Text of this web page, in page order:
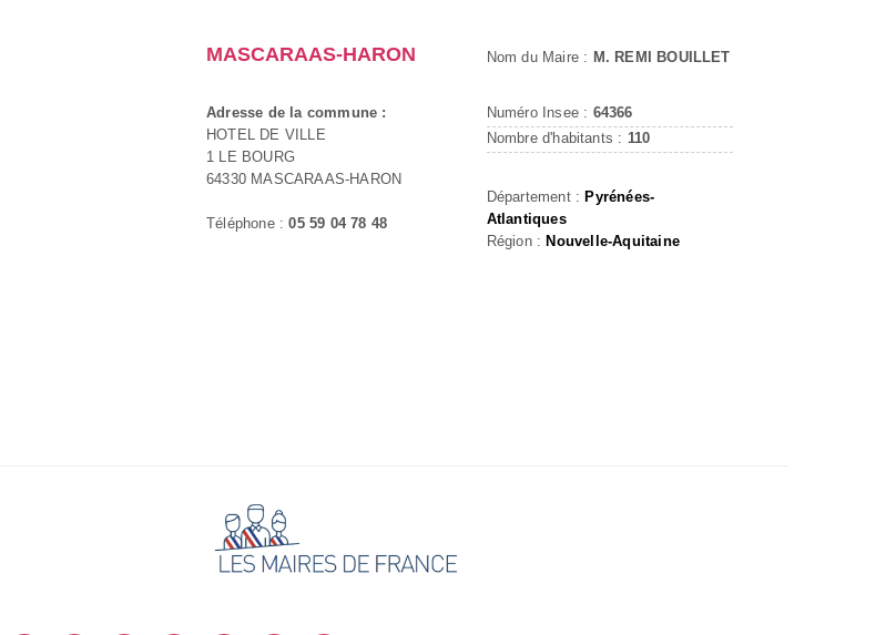
MASCARAAS-HARON
Adresse de la commune :
HOTEL DE VILLE
1 LE BOURG
64330 MASCARAAS-HARON
Téléphone :05 59 04 78 48
Nom du Maire : M. REMI BOUILLET
Numéro Insee : 64366
Nombre d'habitants : 110
Département : Pyrénées-
Atlantiques
Région : Nouvelle-Aquitaine